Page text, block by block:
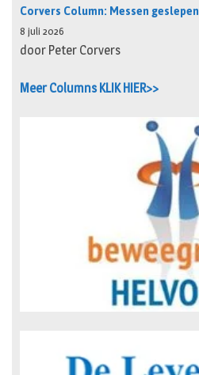
Corvers Column: Messen geslepen
8 juli 2026
door Peter Corvers
Meer Columns KLIK HIER>>